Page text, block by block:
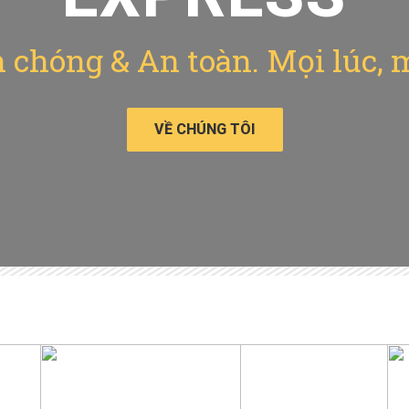
chóng & An toàn. Mọi lúc,
VỀ CHÚNG TÔI